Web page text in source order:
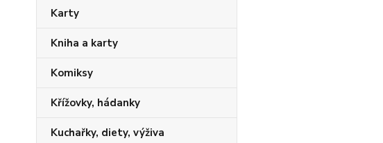
Karty
Kniha a karty
Komiksy
Křížovky, hádanky
Kuchařky, diety, výživa